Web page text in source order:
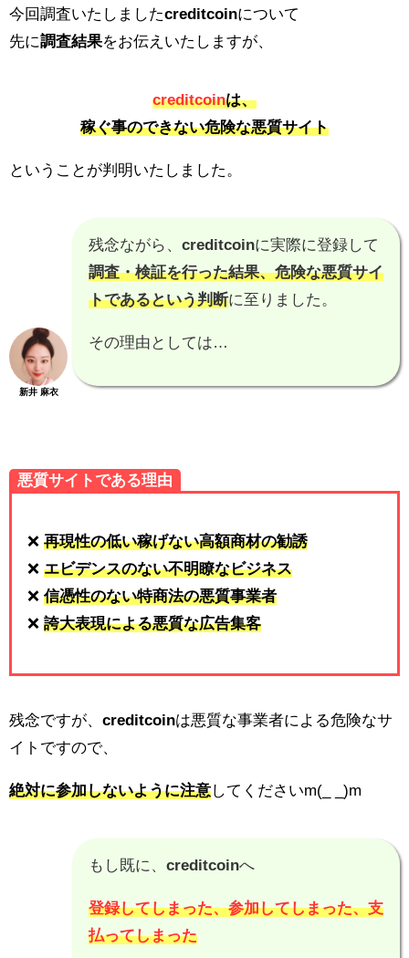
今回調査いたしましたcreditcoinについて
先に調査結果をお伝えいたしますが、
creditcoinは、
稼ぐ事のできない危険な悪質サイト
ということが判明いたしました。
新井 麻衣
残念ながら、 creditcoinに実際に登録して
調査・検証を行った結果、危険な悪質サイ
トであるという判断に至りました。
その理由としては…
悪質サイトである理由
❌ 再現性の低い稼げない高額商材の勧誘
❌ エビデンスのない不明瞭なビジネス
❌ 信憑性のない特商法の悪質事業者
❌ 誇大表現による悪質な広告集客
残念ですが、 creditcoinは悪質な事業者による危険なサ
イトですので、
絶対に参加しないように注意してくださいm(_ _)m
もし既に、 creditcoinへ
登録してしまった、参加してしまった、支
払ってしまった